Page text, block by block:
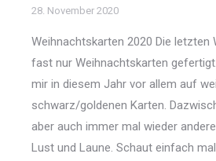
28. November 2020
Weihnachtskarten 2020 Die letzten
fast nur Weihnachtskarten
mir in diesem Jahr vor allem auf
schwarz/goldenen Karten.
aber auch immer mal wieder
Lust und Laune. Schaut einfach